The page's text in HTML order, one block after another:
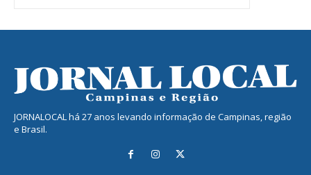
JORNALOCAL há 27 anos levando informação de Campinas, região
e Brasil.